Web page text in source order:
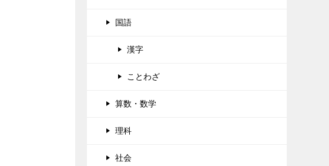
国語
漢字
ことわざ
算数・数学
理科
社会